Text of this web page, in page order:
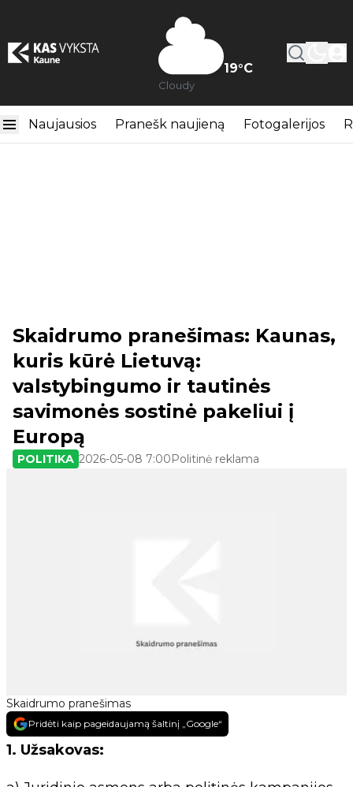
19°C
Cloudy
Naujausios Pranešk naujieną Fotogalerijos
Skaidrumo pranešimas
Skaidrumo pranešimas: Kaunas,
kuris kūrė Lietuvą:
valstybingumo ir tautinės
savimonės sostinė pakeliui į
Europą
POLITIKA 2026-05-08 7:00Politinė reklama
Pridėti kaip pageidaujamą šaltinį „Google“
1. Užsakovas: